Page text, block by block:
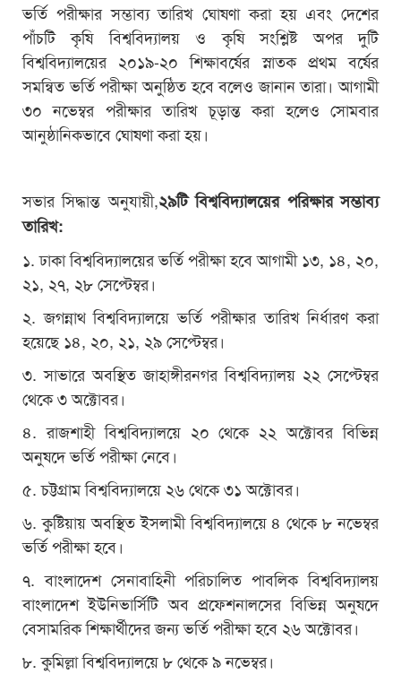
ভর্তি পরীক্ষার সম্ভাব্য তারিখ ঘোষণা করা হয় এবং দেশের
পাঁচটি কৃষি বিশ্ববিদ্যালয় ও কৃষি সংশ্লিষ্ট অপর দুটি
বিশ্ববিদ্যালয়ের ২০১৯-২০ শিক্ষাবর্ষের স্নাতক প্রথম বর্ষের
সমন্বিত ভর্তি পরীক্ষা অনুষ্ঠিত হবে বলেও জানান তারা। আগামী
৩০ নভেম্বর পরীক্ষার তারিখ চূড়ান্ত করা হলেও সোমবার
আনুষ্ঠানিকভাবে ঘোষণা করা হয়।
সভার সিদ্ধান্ত অনুযায়ী,২৯টি বিশ্ববিদ্যালয়ের পরিক্ষার সম্ভাব্য
তারিখ:
১. ঢাকা বিশ্ববিদ্যালয়ের ভর্তি পরীক্ষা হবে আগামী ১৩, ১৪, ২০,
২১, ২৭, ২৮ সেপ্টেম্বর।
২. জগন্নাথ বিশ্ববিদ্যালয়ে ভর্তি পরীক্ষার তারিখ নির্ধারণ করা
হয়েছে ১৪, ২০, ২১, ২৯ সেপ্টেম্বর।
৩. সাভারে অবস্থিত জাহাঙ্গীরনগর বিশ্ববিদ্যালয় ২২ সেপ্টেম্বর
থেকে ৩ অক্টোবর।
৪. রাজশাহী বিশ্ববিদ্যালয়ে ২০ থেকে ২২ অক্টোবর বিভিন্ন
অনুষদে ভর্তি পরীক্ষা নেবে।
৫. চট্টগ্রাম বিশ্ববিদ্যালয়ে ২৬ থেকে ৩১ অক্টোবর।
৬. কুষ্টিয়ায় অবস্থিত ইসলামী বিশ্ববিদ্যালয়ে ৪ থেকে ৮ নভেম্বর
ভর্তি পরীক্ষা হবে।
৭. বাংলাদেশ সেনাবাহিনী পরিচালিত পাবলিক বিশ্ববিদ্যালয়
বাংলাদেশ ইউনিভার্সিটি অব প্রফেশনালসের বিভিন্ন অনুষদে
বেসামরিক শিক্ষার্থীদের জন্য ভর্তি পরীক্ষা হবে ২৬ অক্টোবর।
৮. কুমিল্লা বিশ্ববিদ্যালয়ে ৮ থেকে ৯ নভেম্বর।